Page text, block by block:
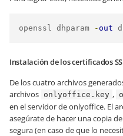
openssl dhparam - out
Instalación de los certificados
De los cuatro archivos
archivos onlyoffice.key ,
en el servidor de onlyoffice. El
asegúrate de hacer una copia
segura (en caso de que lo